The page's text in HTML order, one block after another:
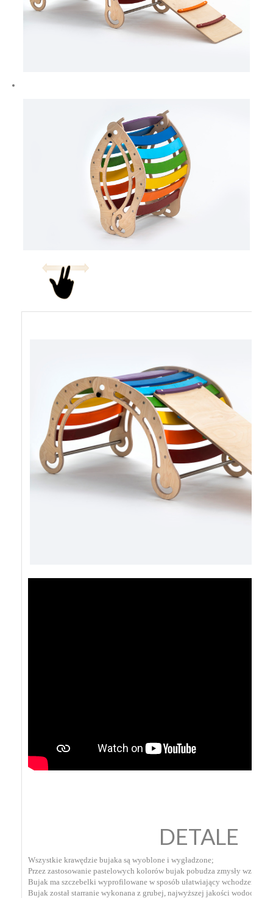
DETALE
Wszystkie krawędzie bujaka są wyoblone i wygładzone;
Przez zastosowanie pastelowych kolorów bujak pobudza zmysły
Bujak ma szczebelki wyprofilowane w sposób ułatwiający wchodzenie i
Bujak został starranie wykonana z grubej, najwyższej jakości